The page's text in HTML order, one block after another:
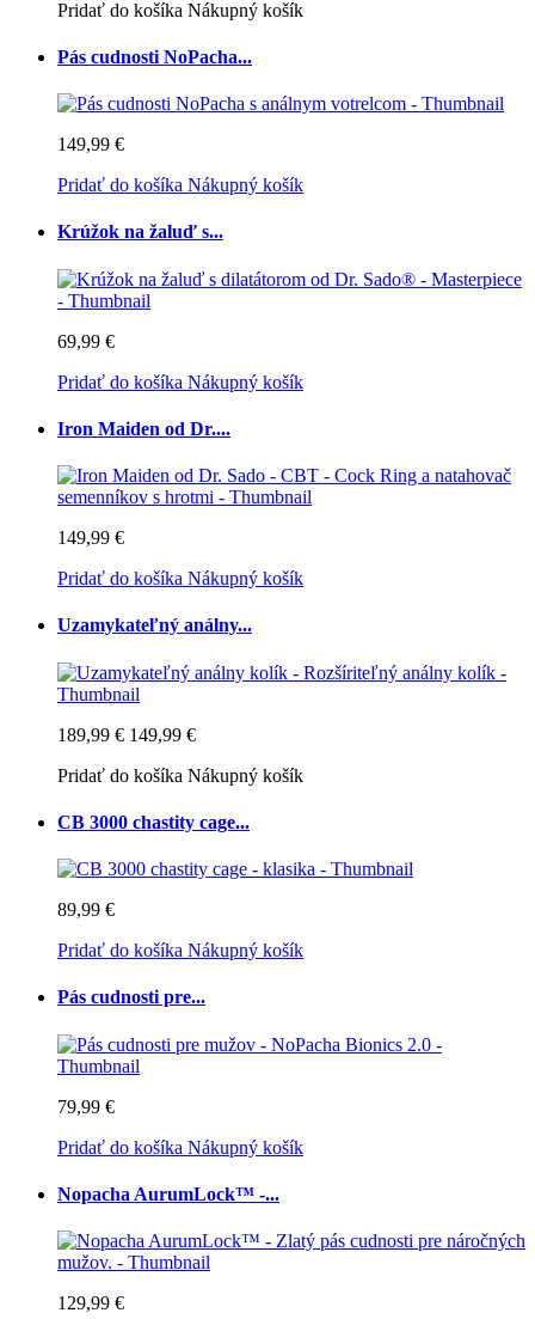
Pridať do košíka Nákupný košík
Pás cudnosti NoPacha...
149,99 €
Pridať do košíka Nákupný košík
Krúžok na žaluď s...
69,99 €
Pridať do košíka Nákupný košík
Iron Maiden od Dr....
149,99 €
Pridať do košíka Nákupný košík
Uzamykateľný análny...
189,99 € 149,99 €
Pridať do košíka Nákupný košík
CB 3000 chastity cage...
89,99 €
Pridať do košíka Nákupný košík
Pás cudnosti pre...
79,99 €
Pridať do košíka Nákupný košík
Nopacha AurumLock™ -...
129,99 €